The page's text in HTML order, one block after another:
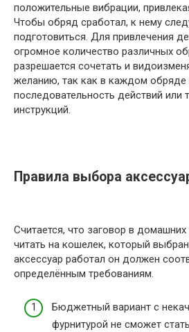
положительные вибрации,
Чтобы обряд сработал, к нему
подготовиться. Для привлечения
огромное количество различных
разрешается сочетать и
желанию, так как в каждом обряде
последовательность действий
инструкций.
Правила выбора
Считается, что заговор в
читать на кошелек, который
аксессуар работал он должен
определённым требованиям.
Бюджетный вариант с
фурнитурой не сможет